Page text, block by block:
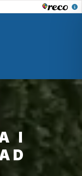
I